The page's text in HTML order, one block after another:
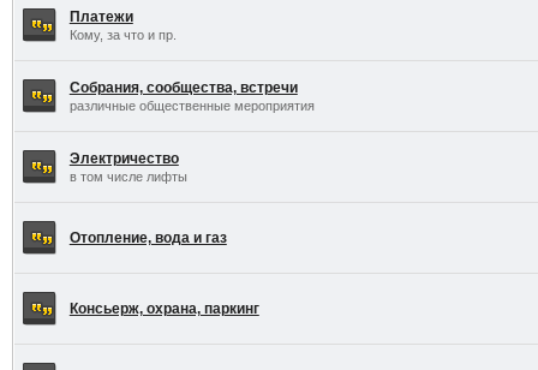
Платежи
Кому, за что и пр.
Собрания, сообщества, встречи
различные общественные мероприятия
Электричество
в том числе лифты
Отопление, вода и газ
Консьерж, охрана, паркинг